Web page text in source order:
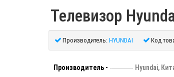
Телевизор
Производитель: HYUNDAI Код
Производитель -
Hyundai,